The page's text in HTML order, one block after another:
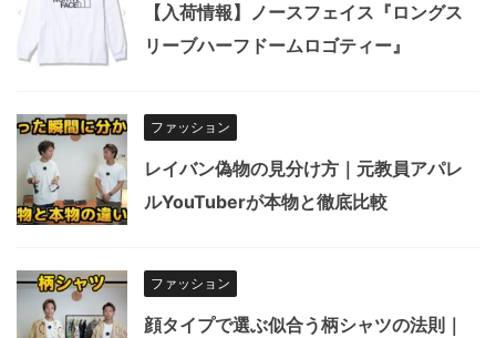
【入荷情報】ノースフェイス『ロングス
リーブハーフドームロゴティー』
ファッション
レイバン偽物の見分け方｜元教員アパレ
ルYouTuberが本物と徹底比較
ファッション
顔タイプで選ぶ似合う柄シャツの法則｜